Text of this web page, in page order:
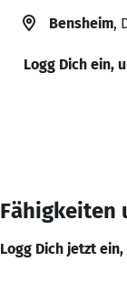
Bensheim,
Logg Dich ein,
Fähigkeiten
Logg Dich jetzt